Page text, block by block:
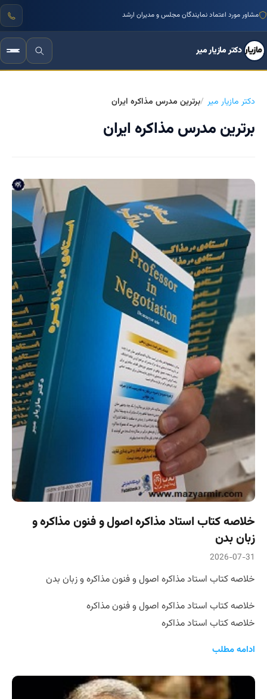
مشاور مورد اعتماد نمایندگان مجلس و مدیران ارشد
دکتر مازیار میر
دکتر مازیار میر برترین مدرس مذاکره ایران
برترین مدرس مذاکره ایران
خلاصه کتاب استاد مذاکره اصول و فنون مذاکره و
زبان بدن
2026-07-31
خلاصه کتاب استاد مذاکره اصول و فنون مذاکره و زبان بدن
خلاصه کتاب استاد مذاکره اصول و فنون مذاکره
خلاصه کتاب استاد مذاکره
ادامه مطلب